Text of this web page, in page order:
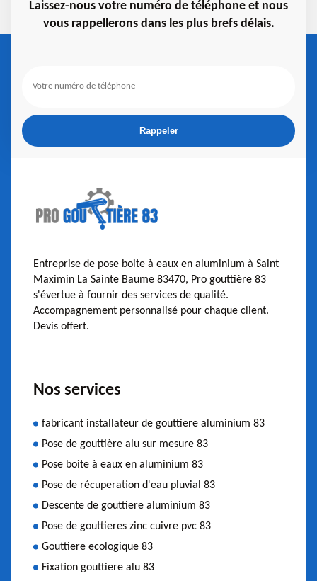
Laissez-nous votre numéro de téléphone et nous
vous rappellerons dans les plus brefs délais.
Entreprise de pose boite à eaux en aluminium à Saint
Maximin La Sainte Baume 83470, Pro gouttière 83
s'évertue à fournir des services de qualité.
Accompagnement personnalisé pour chaque client.
Devis offert.
Nos services
fabricant installateur de gouttiere aluminium 83
Pose de gouttière alu sur mesure 83
Pose boite à eaux en aluminium 83
Pose de récuperation d'eau pluvial 83
Descente de gouttiere aluminium 83
Pose de gouttieres zinc cuivre pvc 83
Gouttiere ecologique 83
Fixation gouttiere alu 83